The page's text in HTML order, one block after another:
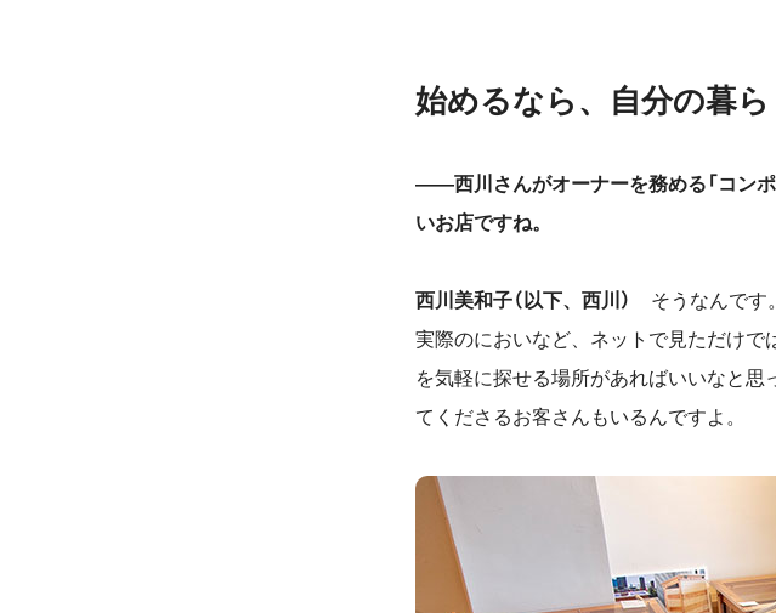
始めるなら、自分の暮
――西川さんがオーナーを務める「コン
いお店ですね。
西川美和子（以下、西川）
そうなんです
実際のにおいなど、ネットで見ただけで
を気軽に探せる場所があればいいなと
てくださるお客さんもいるんですよ。